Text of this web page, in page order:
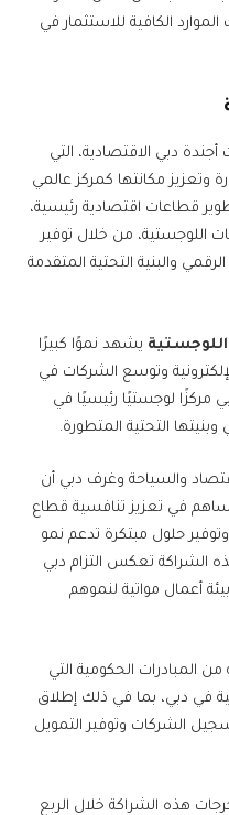
الكافية للاستثمار في
دبي الاقتصادية، التي
وتعزيز مكانتها كمركز عالمي
قطاعات اقتصادية رئيسية،
اللوجستية، من خلال توفير
والبنية التحتية المتقدمة
يشهد نموًا كبيرًا
وتوسع الشركات في
مركزًا لوجستيًا رئيسيًا في
التحتية المتطورة.
والسياحة وغرف دبي أن
في تعزيز تنافسية قطاع
حلول مبتكرة تدعم نمو
الشراكة تعكس التزام دبي
أعمال مواتية لنموهم
المبادرات الحكومية التي
في دبي، بما في ذلك إطلاق
الشركات وتوفير التمويل
هذه الشراكة خلال الربع